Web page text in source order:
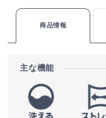
商品情報
主な機能